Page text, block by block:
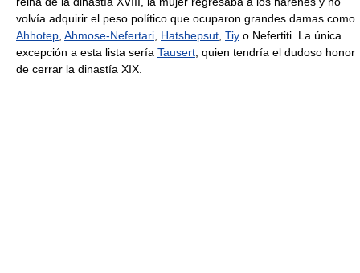
volvía adquirir el peso político que ocuparon grandes damas como
Ahhotep Ahmose-Nefertari Hatshepsut Tiy o Nefertiti. La única
excepción a esta lista sería Tausert , quien tendría el dudoso honor
de cerrar la dinastía XIX.